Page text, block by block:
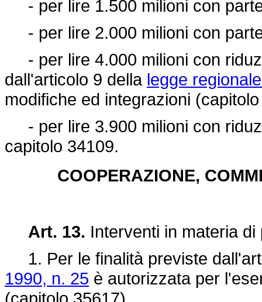
- per lire 1.500 milioni con
- per lire 2.000 milioni con
- per lire 4.000 milioni con
dall'articolo 9 della legge
modifiche ed integrazioni
- per lire 3.900 milioni con
capitolo 34109.
COOPERAZIONE,
Art. 13. Interventi in materia di
1. Per le finalità previste
1990, n. 25 è autorizzata per